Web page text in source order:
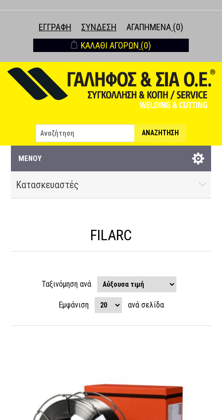
ΕΓΓΡΑΦΉ ΣΎΝΔΕΣΗ ΑΓΑΠΗΜΈΝΑ (0)
ΚΑΛΆΘΙ ΑΓΟΡΏΝ (0)
ΑΝΑΖΉΤΗΣΗ
ΜΕΝΟΎ
Κατασκευαστές
FILARC
Ταξινόμηση ανά
Εμφάνιση ανά σελίδα